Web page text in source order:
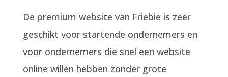
De premium website van Friebie is zeer
geschikt voor startende ondernemers en
voor ondernemers die snel een website
online willen hebben zonder grote